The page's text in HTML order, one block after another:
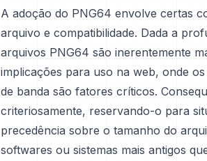
A adoção do PNG64 envolve certas
arquivo e compatibilidade. Dada a
arquivos PNG64 são inerentemente
implicações para uso na web, onde
de banda são fatores críticos.
criteriosamente, reservando-o para
precedência sobre o tamanho do
softwares ou sistemas mais antigos